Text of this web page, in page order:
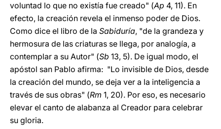
voluntad lo que no existía fue creado" (Ap 4, 11). En
efecto, la creación revela el inmenso poder de Dios.
Como dice el libro de la Sabiduría, "de la grandeza y
hermosura de las criaturas se llega, por analogía, a
contemplar a su Autor" (Sb 13, 5). De igual modo, el
apóstol san Pablo afirma: "Lo invisible de Dios, desde
la creación del mundo, se deja ver a la inteligencia a
través de sus obras" (Rm 1, 20). Por eso, es necesario
elevar el canto de alabanza al Creador para celebrar
su gloria.